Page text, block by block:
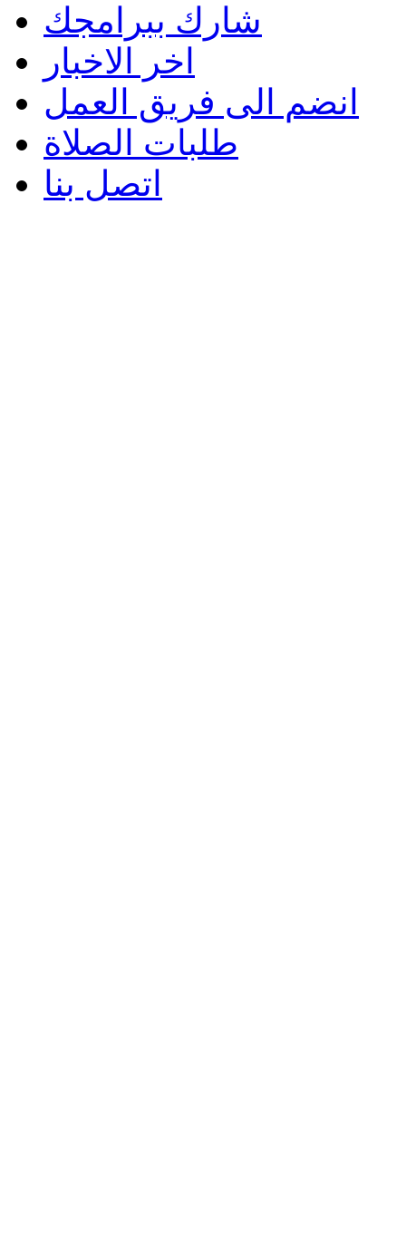
شارك ببرامجك
اخر الاخبار
انضم الى فريق العمل
طلبات الصلاة
اتصل بنا